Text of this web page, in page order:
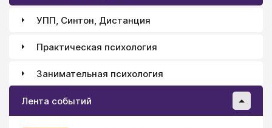
УПП, Синтон, Дистанция
Практическая психология
Занимательная психология
Лента событий